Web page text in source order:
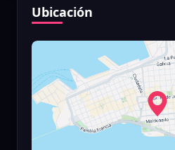
Ubicación